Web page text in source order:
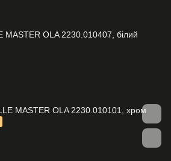
MASTER OLA 2230.010407, білий